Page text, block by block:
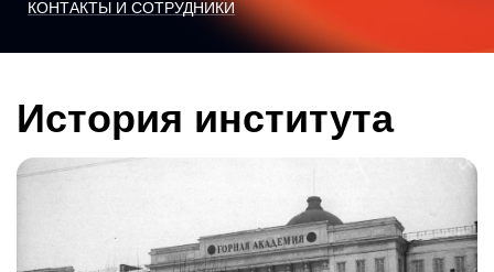
КОНТАКТЫ И СОТРУДНИКИ
История института